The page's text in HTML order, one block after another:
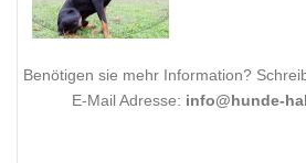
Benötigen sie mehr Information?
E-Mail Adresse: info@hunde-